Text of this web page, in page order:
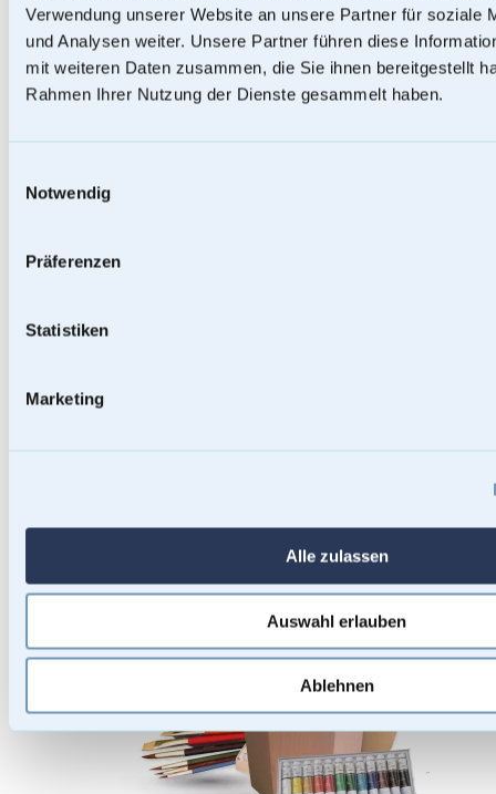
Verwendung unserer Website an unsere Partner für soziale
und Analysen weiter. Unsere Partner führen diese
mit weiteren Daten zusammen, die Sie ihnen bereitgestellt
Rahmen Ihrer Nutzung der Dienste gesammelt haben.
Notwendig
Präferenzen
Statistiken
Marketing
Alle zulassen
Auswahl erlauben
Ablehnen
Papierurnen